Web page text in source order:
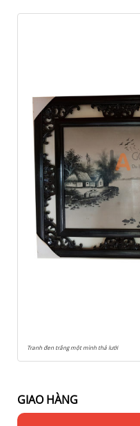
Tranh đen trắng một mình thả lưới
GIAO HÀNG